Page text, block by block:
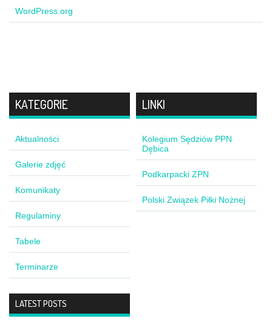
WordPress.org
KATEGORIE
Aktualności
Galerie zdjęć
Komunikaty
Regulaminy
Tabele
Terminarze
LINKI
Kolegium Sędziów PPN
Dębica
Podkarpacki ZPN
Polski Związek Piłki Nożnej
LATEST POSTS